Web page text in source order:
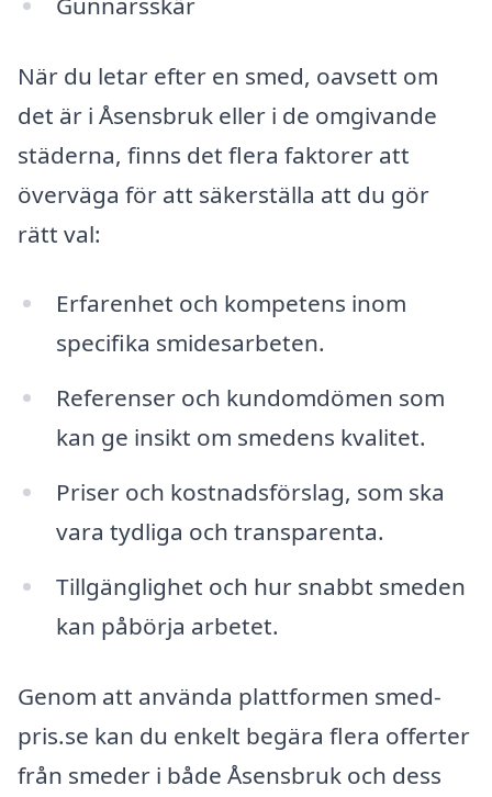
När du letar efter en smed, oavsett om
det är i Åsensbruk eller i de omgivande
städerna, finns det flera faktorer att
överväga för att säkerställa att du gör
rätt val:
Erfarenhet och kompetens inom
specifika smidesarbeten.
Referenser och kundomdömen som
kan ge insikt om smedens kvalitet.
Priser och kostnadsförslag, som ska
vara tydliga och transparenta.
Tillgänglighet och hur snabbt smeden
kan påbörja arbetet.
Genom att använda plattformen smed-
pris.se kan du enkelt begära flera offerter
från smeder i både Åsensbruk och dess